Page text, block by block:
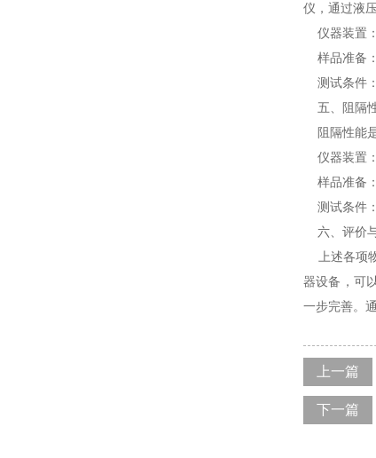
仪，通过液
仪器装置
样品准备
测试条件
五、阻隔
阻隔性能是
仪器装置
样品准备：
测试条件
六、评价
上述各项
器设备，可
一步完善。
上一篇
下一篇